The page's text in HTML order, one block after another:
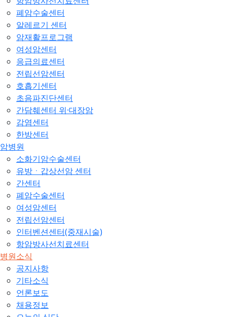
폐암수술센터
알레르기 센터
암재활프로그램
여성암센터
응급의료센터
전립선암센터
호흡기센터
초음파진단센터
간담췌센터 위·대장암
감염센터
한방센터
암병원
소화기암수술센터
유방ㆍ갑상선암 센터
간센터
폐암수술센터
여성암센터
전립선암센터
인터벤션센터(중재시술)
항암방사선치료센터
병원소식
공지사항
기타소식
언론보도
채용정보